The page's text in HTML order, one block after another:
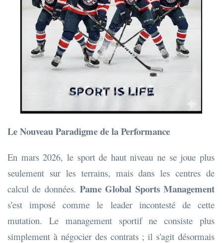
Le Nouveau Paradigme de la Performance
En mars 2026, le sport de haut niveau ne se joue plus
seulement sur les terrains, mais dans les centres de
calcul de données. Pame Global Sports Management
s'est imposé comme le leader incontesté de cette
mutation. Le management sportif ne consiste plus
simplement à négocier des contrats ; il s'agit désormais